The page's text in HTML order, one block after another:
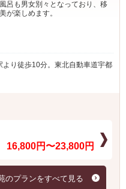
呂も男女別々となっており、移
が楽しめます。
り徒歩10分。東北自動車道宇都
16,800円〜23,800円
のプランをすべて見る